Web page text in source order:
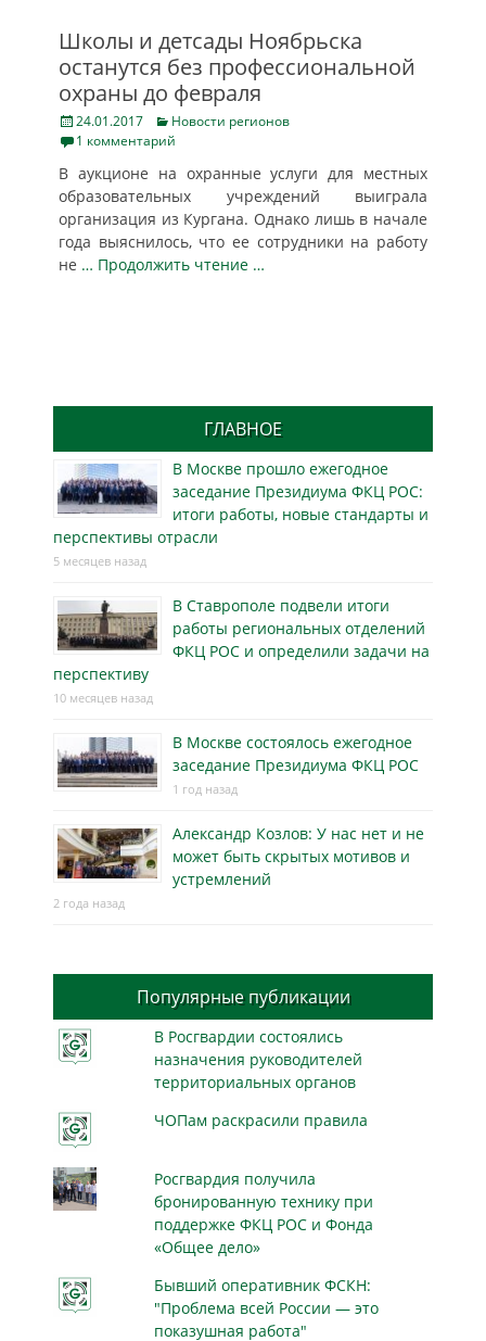
Школы и детсады Ноябрьска
останутся без профессиональной
охраны до февраля
Posted
on
24.01.2017 Categories
Новости регионов
1 комментарий
В аукционе на охранные услуги для местных
образовательных учреждений выиграла
организация из Кургана. Однако лишь в начале
года выяснилось, что ее сотрудники на работу
не … Продолжить чтение …
ГЛАВНОЕ
В Москве прошло ежегодное
заседание Президиума ФКЦ РОС:
итоги работы, новые стандарты и
перспективы отрасли
5 месяцев назад
В Ставрополе подвели итоги
работы региональных отделений
ФКЦ РОС и определили задачи на
перспективу
10 месяцев назад
В Москве состоялось ежегодное
заседание Президиума ФКЦ РОС
1 год назад
Александр Козлов: У нас нет и не
может быть скрытых мотивов и
устремлений
2 года назад
Популярные публикации
В Росгвардии состоялись
назначения руководителей
территориальных органов
ЧОПам раскрасили правила
Росгвардия получила
бронированную технику при
поддержке ФКЦ РОС и Фонда
«Общее дело»
Бывший оперативник ФСКН:
"Проблема всей России — это
показушная работа"